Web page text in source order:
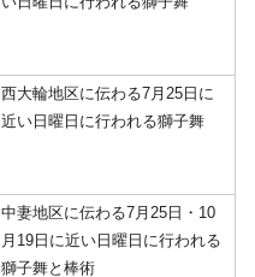
西大輪地区に伝わる7月25日に
近い日曜日に行われる獅子舞
中妻地区に伝わる7月25日・10
月19日に近い日曜日に行われる
獅子舞と棒術